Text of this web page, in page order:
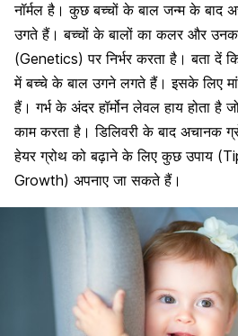
नॉर्मल है। कुछ बच्चों के बाल जन्म के बाद
उगते हैं। बच्चों के बालों का कलर और
(Genetics) पर निर्भर करता है। बता दें
में बच्चे के बाल उगने लगते हैं। इसके लिए मां के
हैं। गर्भ के अंदर हॉर्मोन लेवल हाय होता है
काम करता है। डिलिवरी के बाद अचानक
हेयर ग्रोथ को बढ़ाने के लिए कुछ उपाय
Growth) अपनाए जा सकते हैं।